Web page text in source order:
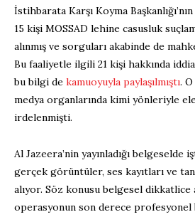
İstihbarata Karşı Koyma
15 kişi MOSSAD lehine casusluk
alınmış ve sorguları akabinde de
Bu faaliyetle ilgili 21 kişi hakkında
bu bilgi de kamuoyuyla paylaşılmıştı.
medya organlarında kimi yönleriyle ele
irdelenmişti.
Al Jazeera’nin yayınladığı belgeselde
gerçek görüntüler, ses kayıtları ve
alıyor. Söz konusu belgesel dikkatlice
operasyonun son derece